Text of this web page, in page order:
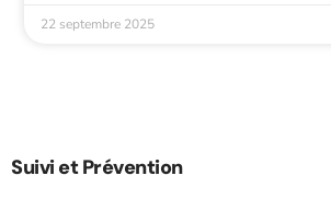
22 septembre 2025
Suivi et Prévention